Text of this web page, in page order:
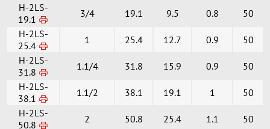
H-2LS-
19.1
3/4 19.1 9.5 0.8
50
H-2LS-
25.4
1 25.4 12.7 0.9
50
H-2LS-
31.8
1.1/4 31.8 15.9 0.9
50
H-2LS-
38.1
1.1/2 38.1 19.1 1
50
H-2LS-
50.8
2 50.8 25.4 1.1 50